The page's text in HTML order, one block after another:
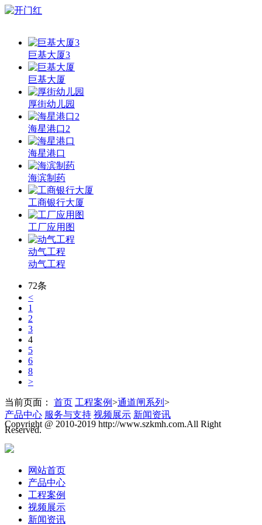
巨基大厦3
巨基大厦
厚街幼儿园
海星港口2
海星港口
海滨制药
工商银行大厦
工厂应用图
动气工程
动气工程
72条
<
1
2
3
4
5
6
8
>
当前页面： 首页 工程案例>通道闸系列 >
产品中心 服务与支持 视频展示 新闻资讯
Copyright @ 2010-2019 http://www.szkmh.com.All Right
Reserved.
网站首页
产品中心
工程案例
视频展示
新闻资讯